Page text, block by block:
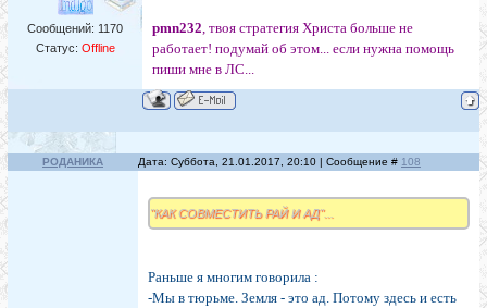
Сообщений: 1170
Статус: Offline
pmn232, твоя стратегия Христа больше не
работает! подумай об этом... если нужна помощь
пиши мне в ЛС...
РОДАНИКА Дата: Суббота, 21.01.2017, 20:10 | Сообщение # 108
"КАК СОВМЕСТИТЬ РАЙ И АД"...
Раньше я многим говорила :
-Мы в тюрьме. Земля - это ад. Потому здесь и есть